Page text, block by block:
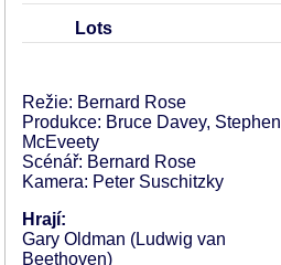
Lots
Režie: Bernard Rose
Produkce: Bruce Davey, Stephen
McEveety
Scénář: Bernard Rose
Kamera: Peter Suschitzky
Hrají:
Gary Oldman (Ludwig van
Beethoven)